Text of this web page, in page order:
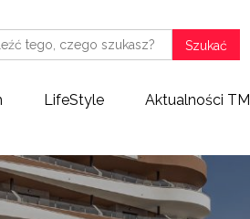
Szukać
LifeStyle Aktualności TM